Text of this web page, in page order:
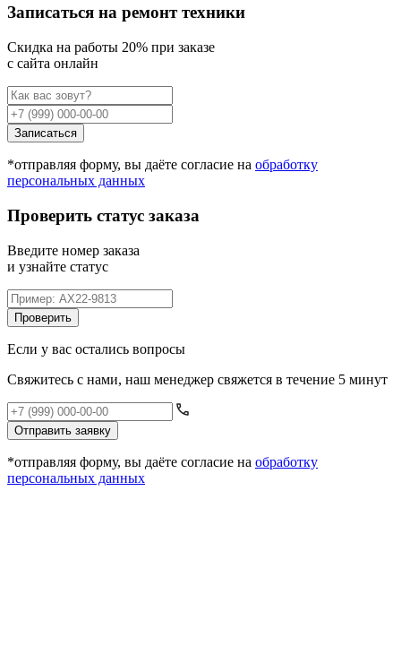
Записаться на ремонт техники
Cкидка на работы 20% при заказе
с сайта онлайн
Записаться
*отправляя форму, вы даёте согласие на обработку
персональных данных
Проверить статус заказа
Введите номер заказа
и узнайте статус
Проверить
Если у вас остались вопросы
Свяжитесь с нами, наш менеджер свяжется в течение 5 минут
Отправить заявку
*отправляя форму, вы даёте согласие на обработку
персональных данных